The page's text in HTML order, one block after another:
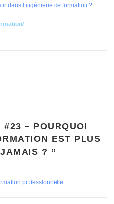
dans l’ingénierie de formation ?
#23 – POURQUOI
EST PLUS
? ”
professionnelle